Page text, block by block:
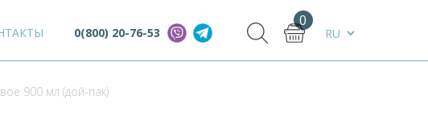
0(800) 20-76-53
0
900 мл (дой-пак)